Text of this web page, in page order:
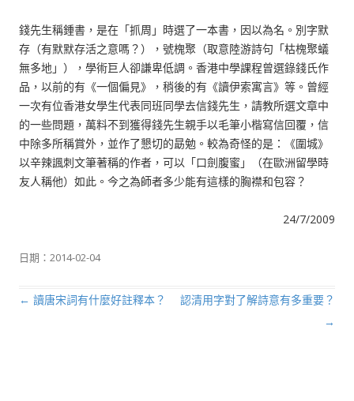
錢先生稱鍾書，是在「抓周」時選了一本書，因以為名。別字默
存（有默默存活之意嗎？），號槐聚（取意陸游詩句「枯槐聚蟻
無多地」），學術巨人卻謙卑低調。香港中學課程曾選錄錢氏作
品，以前的有《一個偏見》，稍後的有《讀伊索寓言》等。曾經
一次有位香港女學生代表同班同學去信錢先生，請教所選文章中
的一些問題，萬料不到獲得錢先生親手以毛筆小楷寫信回覆，信
中除多所稱賞外，並作了懇切的勗勉。較為奇怪的是：《圍城》
以辛辣諷刺文筆著稱的作者，可以「口劍腹蜜」（在歐洲留學時
友人稱他）如此。今之為師者多少能有這樣的胸襟和包容？
24/7/2009
日期： 2014-02-04
文章導航列
← 讀唐宋詞有什麼好註釋本？
認清用字對了解詩意有多重要？
→